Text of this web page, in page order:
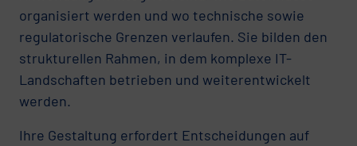
organisiert werden und wo technische sowie
regulatorische Grenzen verlaufen. Sie bilden den
strukturellen Rahmen, in dem komplexe IT-
Landschaften betrieben und weiterentwickelt
werden.
Ihre Gestaltung erfordert Entscheidungen auf